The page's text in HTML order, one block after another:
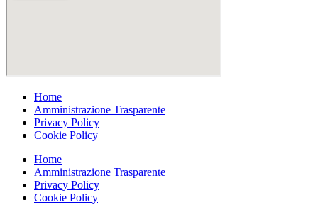
Home
Amministrazione Trasparente
Privacy Policy
Cookie Policy
Home
Amministrazione Trasparente
Privacy Policy
Cookie Policy